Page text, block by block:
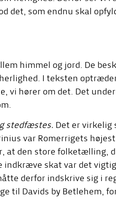
det, som endnu skal
himmel og jord. De
I teksten
vi hører om det. Det
stedfæstes. Det er virkelig
var Romerrigets
at den store folketælling,
indkræve skat var det
derfor indskrive sig i
til Davids by Betlehem,